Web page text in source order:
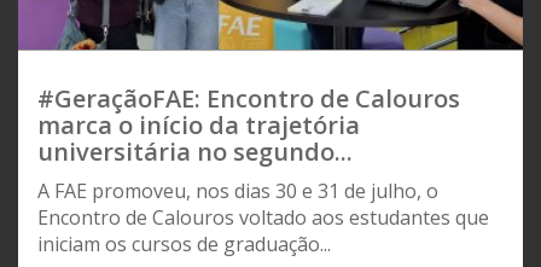
#GeraçãoFAE: Encontro de Calouros
marca o início da trajetória
universitária no segundo...
A FAE promoveu, nos dias 30 e 31 de julho, o
Encontro de Calouros voltado aos estudantes que
iniciam os cursos de graduação...